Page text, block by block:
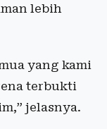
lebih
yang kami
terbukti
jelasnya.